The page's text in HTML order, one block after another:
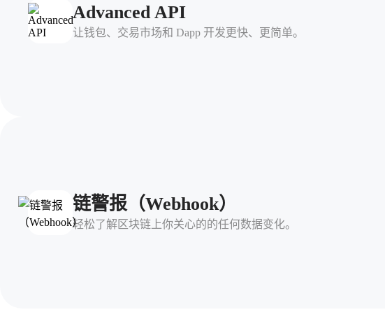
Advanced API
让钱包、交易市场和 Dapp 开发更快、更简单。
链警报（Webhook）
轻松了解区块链上你关心的的任何数据变化。